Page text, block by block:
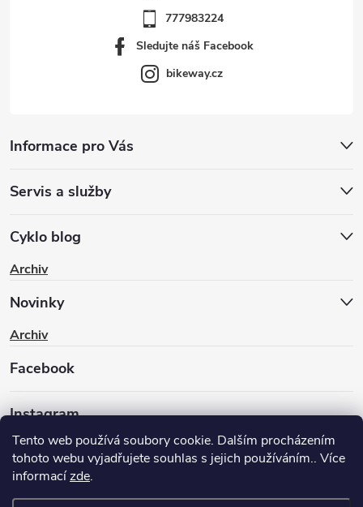
Tento web používá soubory cookie. Dalším procházením
tohoto webu vyjadřujete souhlas s jejich používáním.. Více
informacízde.
777983224
Sledujte náš Facebook
bikeway.cz
Informace pro Vás
Servis a služby
Cyklo blog
Archiv
Novinky
Archiv
Facebook
Instagram